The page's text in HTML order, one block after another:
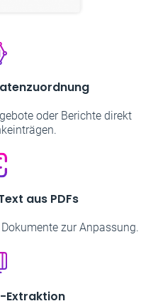
oder Berichte direkt
aus PDFs
zur Anpassung.
Extraktion